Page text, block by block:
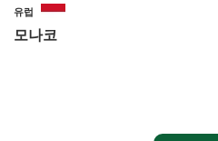
유럽
모나코